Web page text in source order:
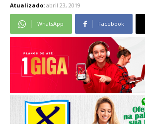
Atualizado: abril 23, 2019
WhatsApp Facebook